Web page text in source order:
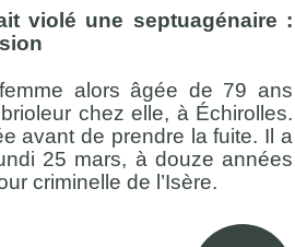
violé une septuagénaire :
alors âgée de 79 ans
chez elle, à Échirolles.
avant de prendre la fuite. Il a
25 mars, à douze années
criminelle de l’Isère.